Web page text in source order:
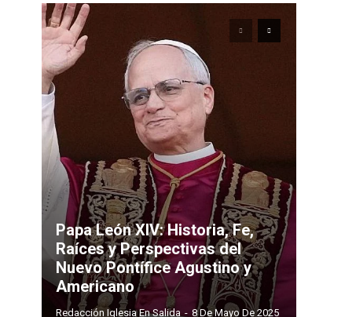
Papa León XIV: Historia, Fe,
Raíces y Perspectivas del
Nuevo Pontífice Agustino y
Americano
Redacción Iglesia En Salida - 8 De Mayo De 2025